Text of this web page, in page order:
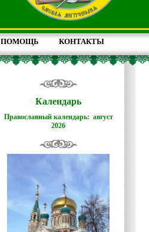
ПОМОЩЬ КОНТАКТЫ
Календарь
Православный календарь: август
2026